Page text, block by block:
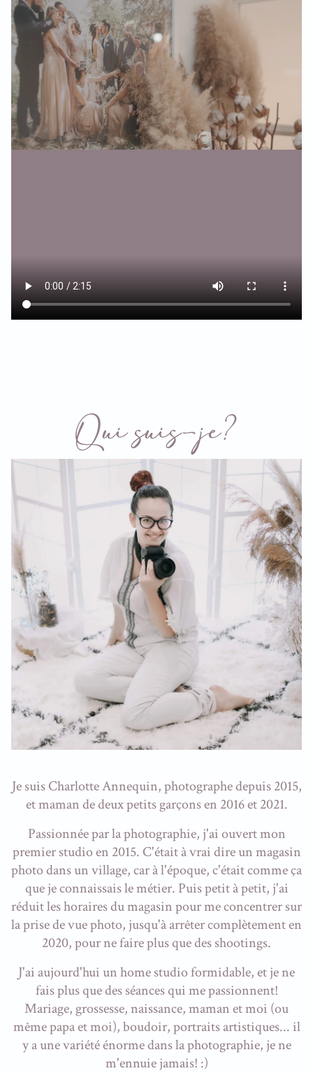
Qui suis-je?
Je suis Charlotte Annequin, photographe depuis 2015,
et maman de deux petits garçons en 2016 et 2021.
Passionnée par la photographie, j'ai ouvert mon
premier studio en 2015. C'était à vrai dire un magasin
photo dans un village, car à l'époque, c'était comme ça
que je connaissais le métier. Puis petit à petit, j'ai
réduit les horaires du magasin pour me concentrer sur
la prise de vue photo, jusqu'à arrêter complètement en
2020, pour ne faire plus que des shootings.
J'ai aujourd'hui un home studio formidable, et je ne
fais plus que des séances qui me passionnent!
Mariage, grossesse, naissance, maman et moi (ou
même papa et moi), boudoir, portraits artistiques... il
y a une variété énorme dans la photographie, je ne
m'ennuie jamais! :)